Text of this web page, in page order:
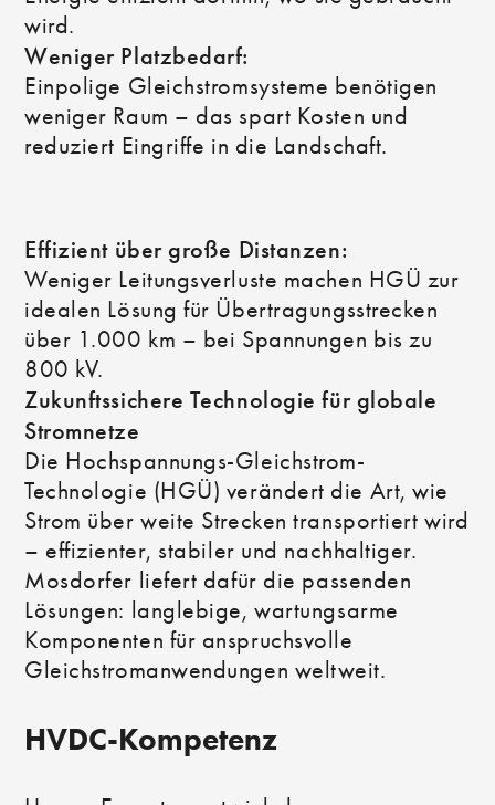
wird.
Weniger Platzbedarf:
Einpolige Gleichstromsysteme benötigen
weniger Raum – das spart Kosten und
reduziert Eingriffe in die Landschaft.
Effizient über große Distanzen:
Weniger Leitungsverluste machen HGÜ zur
idealen Lösung für Übertragungsstrecken
über 1.000 km – bei Spannungen bis zu
800 kV.
Zukunftssichere Technologie für globale
Stromnetze
Die Hochspannungs-Gleichstrom-
Technologie (HGÜ) verändert die Art, wie
Strom über weite Strecken transportiert wird
– effizienter, stabiler und nachhaltiger.
Mosdorfer liefert dafür die passenden
Lösungen: langlebige, wartungsarme
Komponenten für anspruchsvolle
Gleichstromanwendungen weltweit.
HVDC-Kompetenz